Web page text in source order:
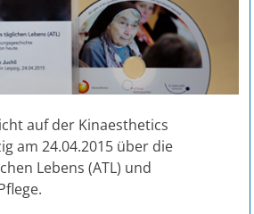
auf der Kinaesthetics
am 24.04.2015 über die
Lebens (ATL) und